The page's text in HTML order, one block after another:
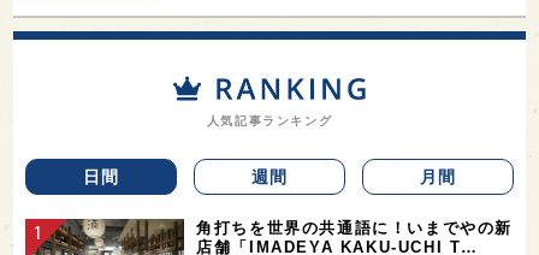
人気記事ランキング
日間 週間 月間
角打ちを世界の共通語に！いまでやの新
店舗「IMADEYA KAKU-UCHI T…